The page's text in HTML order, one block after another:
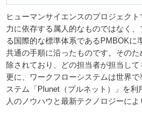
ヒューマンサイエンスのプロジェク
力に依存する属人的なものではなく
る国際的な標準体系であるPMBOKに
共通の手順に沿ったものです。その
除されており、どの担当者が担当して
更に、ワークフローシステムは世界
ステム「Plunet（プルネット）」を利
人のノウハウと最新テクノロジーによ